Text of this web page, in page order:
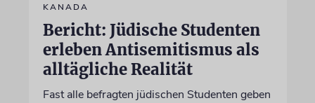
KANADA
Bericht: Jüdische Studenten
erleben Antisemitismus als
alltägliche Realität
Fast alle befragten jüdischen Studenten geben